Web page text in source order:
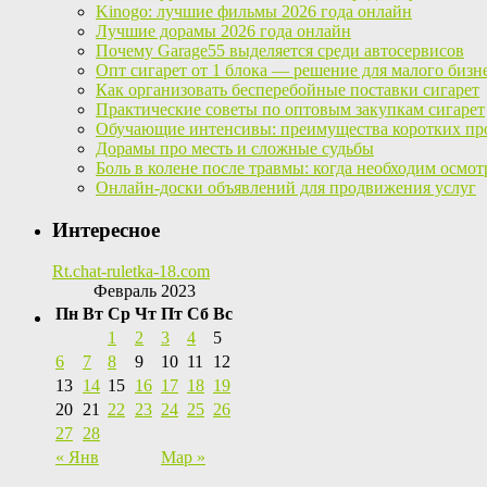
Kinogo: лучшие фильмы 2026 года онлайн
Лучшие дорамы 2026 года онлайн
Почему Garage55 выделяется среди автосервисов
Опт сигарет от 1 блока — решение для малого
Как организовать бесперебойные поставки сигарет
Практические советы по оптовым закупкам сигарет
Обучающие интенсивы: преимущества коротких
Дорамы про месть и сложные судьбы
Боль в колене после травмы: когда необходим
Онлайн-доски объявлений для продвижения услуг
Интересное
Rt.chat-ruletka-18.com
Февраль 2023
Пн Вт Ср Чт Пт Сб Вс
« Янв Мар »
1 2 3 4
5
6
7 8 9 10 11
12
13 14 15 16 17 18 19
20 21 22 23 24 25 26
27 28